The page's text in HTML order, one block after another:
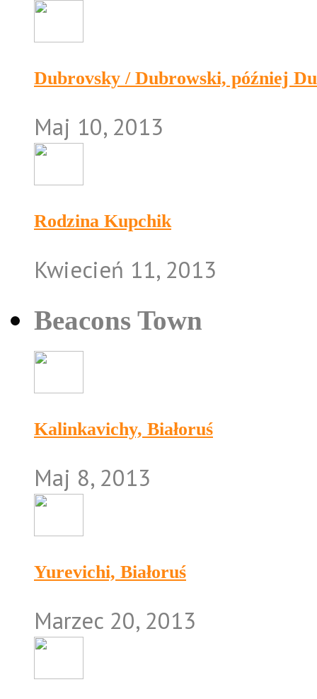
Dubrovsky / Dubrowski, później
Maj 10, 2013
Rodzina Kupchik
Kwiecień 11, 2013
Beacons Town
Kalinkavichy, Białoruś
Maj 8, 2013
Yurevichi, Białoruś
Marzec 20, 2013